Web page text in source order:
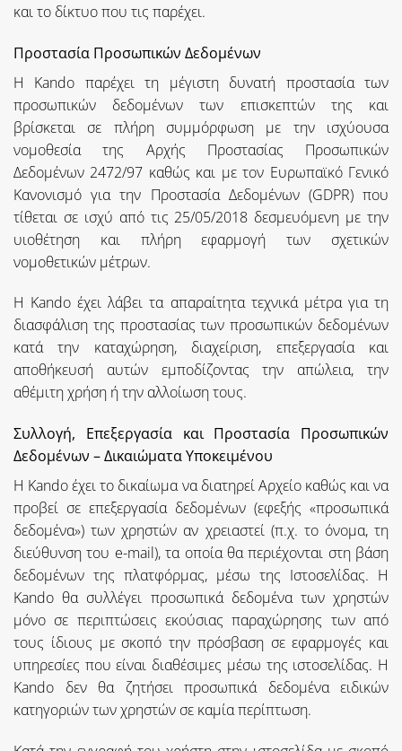
και το δίκτυο που τις παρέχει.
Προστασία Προσωπικών Δεδομένων
Η Kando παρέχει τη μέγιστη δυνατή προστασία των
προσωπικών δεδομένων των επισκεπτών της και
βρίσκεται σε πλήρη συμμόρφωση με την ισχύουσα
νομοθεσία της Αρχής Προστασίας Προσωπικών
Δεδομένων 2472/97 καθώς και με τον Ευρωπαϊκό Γενικό
Κανονισμό για την Προστασία Δεδομένων (GDPR) που
τίθεται σε ισχύ από τις 25/05/2018 δεσμευόμενη με την
υιοθέτηση και πλήρη εφαρμογή των σχετικών
νομοθετικών μέτρων.
Η Kando έχει λάβει τα απαραίτητα τεχνικά μέτρα για τη
διασφάλιση της προστασίας των προσωπικών δεδομένων
κατά την καταχώρηση, διαχείριση, επεξεργασία και
αποθήκευσή αυτών εμποδίζοντας την απώλεια, την
αθέμιτη χρήση ή την αλλοίωση τους.
Συλλογή, Επεξεργασία και Προστασία Προσωπικών
Δεδομένων – Δικαιώματα Υποκειμένου
Η Kando έχει το δικαίωμα να διατηρεί Αρχείο καθώς και να
προβεί σε επεξεργασία δεδομένων (εφεξής «προσωπικά
δεδομένα») των χρηστών αν χρειαστεί (π.χ. το όνομα, τη
διεύθυνση του e-mail), τα οποία θα περιέχονται στη βάση
δεδομένων της πλατφόρμας, μέσω της Ιστοσελίδας. Η
Kando θα συλλέγει προσωπικά δεδομένα των χρηστών
μόνο σε περιπτώσεις εκούσιας παραχώρησης των από
τους ίδιους με σκοπό την πρόσβαση σε εφαρμογές και
υπηρεσίες που είναι διαθέσιμες μέσω της ιστοσελίδας. Η
Kando δεν θα ζητήσει προσωπικά δεδομένα ειδικών
κατηγοριών των χρηστών σε καμία περίπτωση.